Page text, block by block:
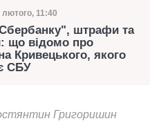
публікації
лютого, 11:40
штрафи та
що відомо про
Кривецького, якого
СБУ
Григоришин